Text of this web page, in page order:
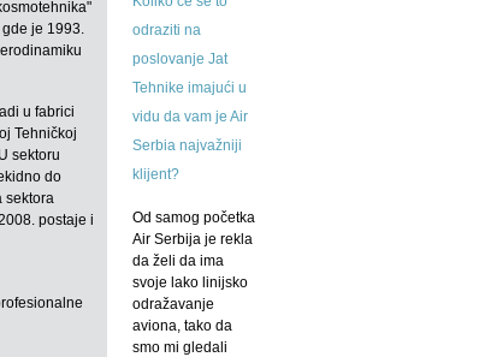
je 1993.
u fabrici
Tehničkoj
sektoru
do
sektora
postaje i
odraziti na
poslovanje Jat
Tehnike imajući u
vidu da vam je Air
Serbia najvažniji
klijent?
Od samog početka
Air Serbija je rekla
da želi da ima
svoje lako linijsko
odražavanje
aviona, tako da
smo mi gledali